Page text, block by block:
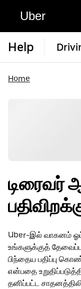
Uber
Help
Home
டிரைவர்
Uber-இல் வாகனம்
உங்களுக்குத்
பிந்தைய பதிப்பு
என்பதை
தனிப்பட்ட